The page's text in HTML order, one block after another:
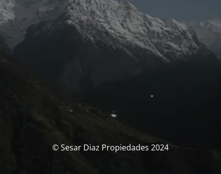
© Sesar Diaz Propiedades 2024